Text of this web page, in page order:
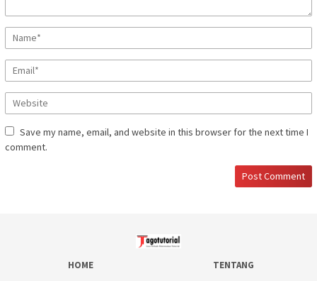
Save my name, email, and website in this browser for the next time I
comment.
HOME
TENTANG